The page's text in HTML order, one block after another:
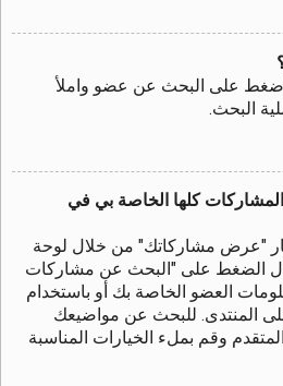
على البحث عن عضو واملأ
البحث.
كلها الخاصة بي في
"عرض مشاركاتك" من خلال لوحة
الضغط على "البحث عن مشاركات
العضو الخاصة بك أو باستخدام
المنتدى. للبحث عن مواضيعك
وقم بملء الخيارات المناسبة